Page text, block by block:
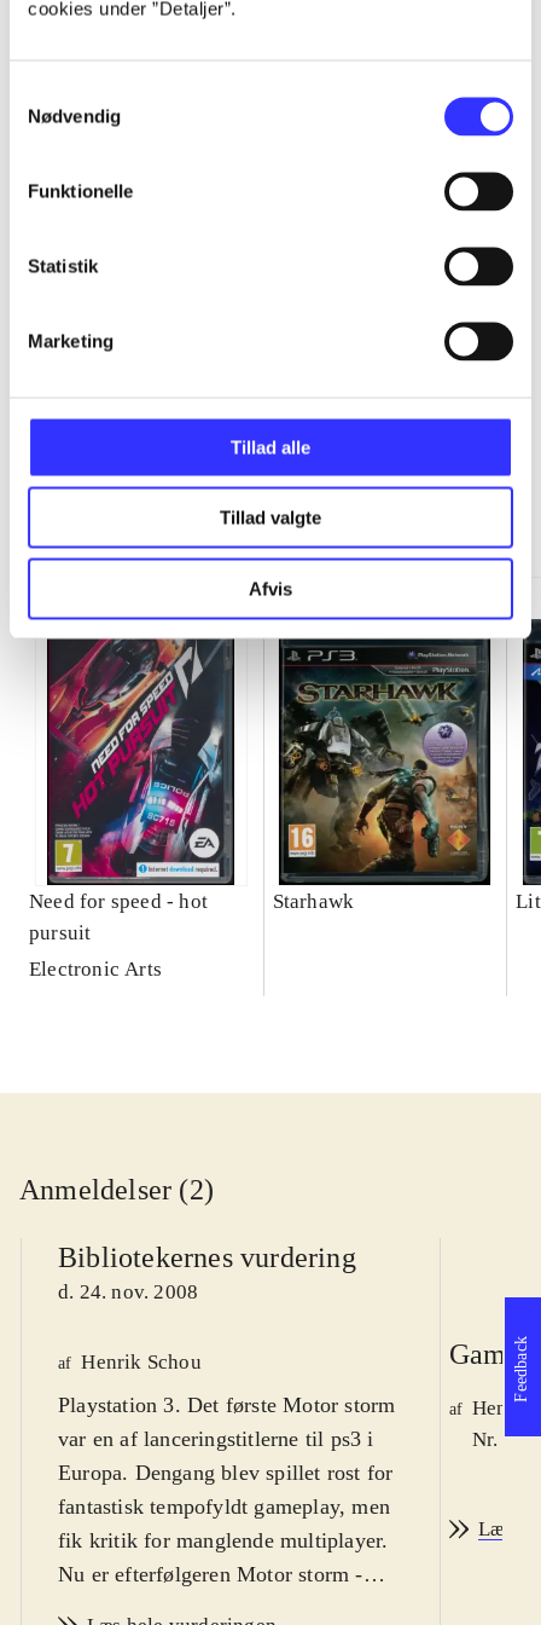
cookies under ”Detaljer”.
Nødvendig
Funktionelle
Statistik
Marketing
Tillad alle
Tillad valgte
Afvis
...
...
...
Need for speed - hot
pursuit
Electronic Arts
Starhawk
Anmeldelser (2)
Bibliotekernes vurdering
d. 24. nov. 2008
af Henrik Schou
Playstation 3. Det første Motor storm
var en af lanceringstitlerne til ps3 i
Europa. Dengang blev spillet rost for
fantastisk tempofyldt gameplay, men
fik kritik for manglende multiplayer.
Nu er efterfølgeren Motor storm -
Game
af Henrik
Nr. 95
Læs
Feedback